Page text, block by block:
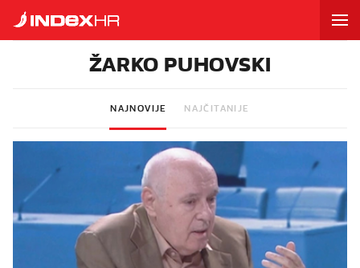
ŽARKO PUHOVSKI
NAJNOVIJE NAJČITANIJE